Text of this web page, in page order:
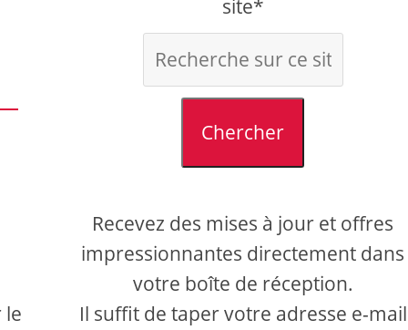
le
site*
Chercher
Recevez des mises à jour et offres
impressionnantes directement dans
votre boîte de réception.
Il suffit de taper votre adresse e-mail